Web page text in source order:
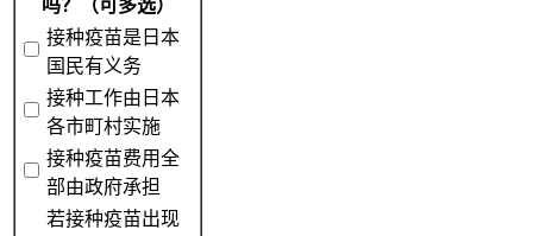
吗？（可多选）
接种疫苗是日本
国民有义务
接种工作由日本
各市町村实施
接种疫苗费用全
部由政府承担
若接种疫苗出现